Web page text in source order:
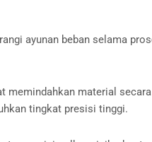
ayunan beban selama
memindahkan material
tingkat presisi tinggi.